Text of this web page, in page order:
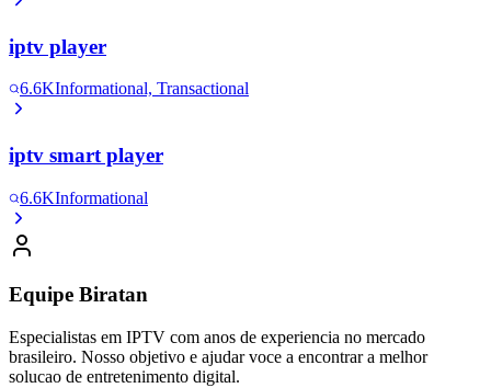
iptv player
6.6KInformational, Transactional
iptv smart player
6.6KInformational
Equipe Biratan
Especialistas em IPTV com anos de experiencia no mercado
brasileiro. Nosso objetivo e ajudar voce a encontrar a melhor
solucao de entretenimento digital.